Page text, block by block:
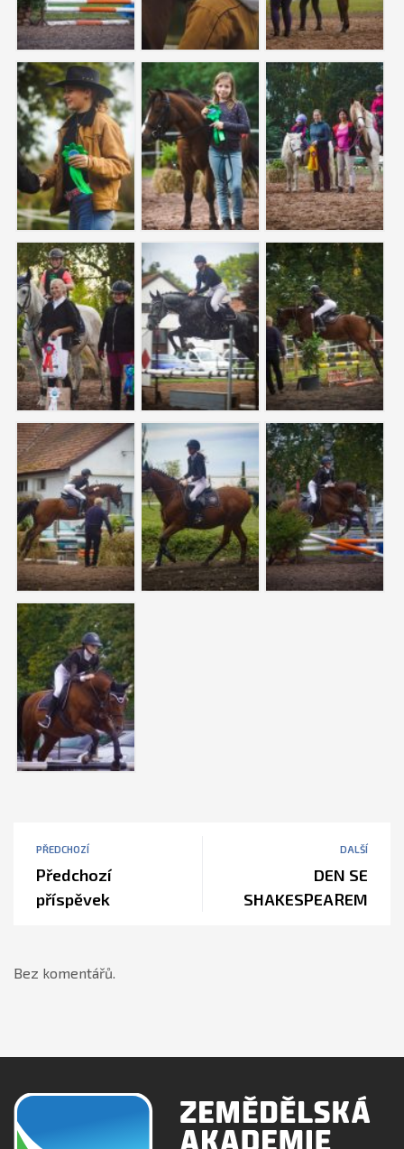
PŘEDCHOZÍ
Předchozí
příspěvek
DALŠÍ
DEN SE
SHAKESPEAREM
Bez komentářů.